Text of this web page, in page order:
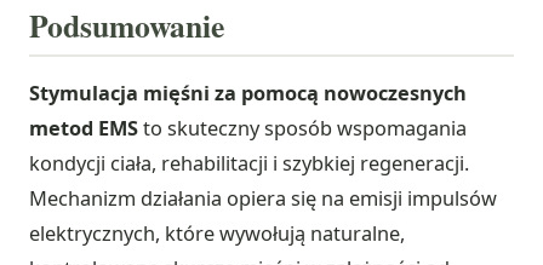
Podsumowanie
Stymulacja mięśni za pomocą nowoczesnych
metod EMSto skuteczny sposób wspomagania
kondycji ciała, rehabilitacji i szybkiej regeneracji.
Mechanizm działania opiera się na emisji impulsów
elektrycznych, które wywołują naturalne,